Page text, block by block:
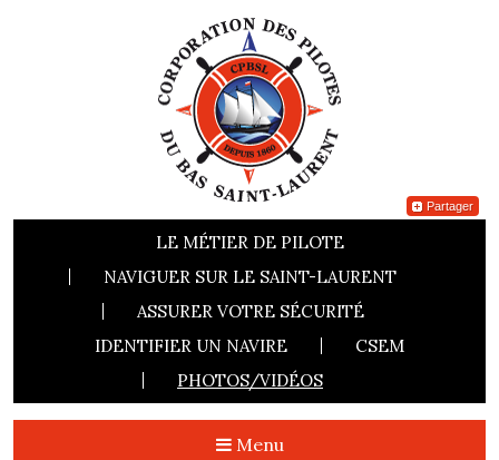
Partager
LE MÉTIER DE PILOTE
NAVIGUER SUR LE SAINT-LAURENT
ASSURER VOTRE SÉCURITÉ
IDENTIFIER UN NAVIRE
CSEM
PHOTOS/VIDÉOS
Menu